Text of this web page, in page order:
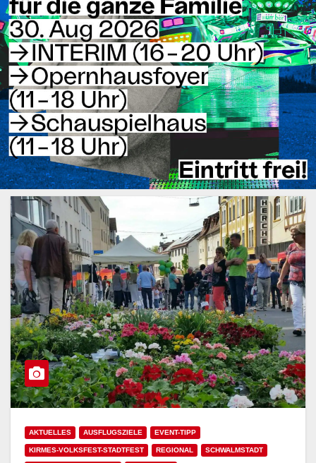
AKTUELLES AUSFLUGSZIELE EVENT-TIPP
KIRMES-VOLKSFEST-STADTFEST REGIONAL SCHWALMSTADT